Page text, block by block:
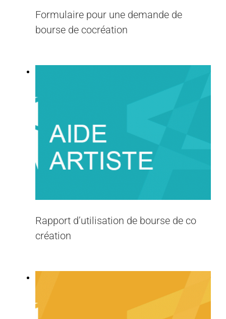
Formulaire pour une demande de
bourse de cocréation
Rapport d’utilisation de bourse de co
création